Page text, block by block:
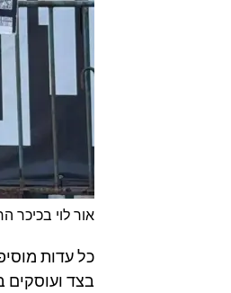
אור לוי
כל עדות
בצד ועוסקים